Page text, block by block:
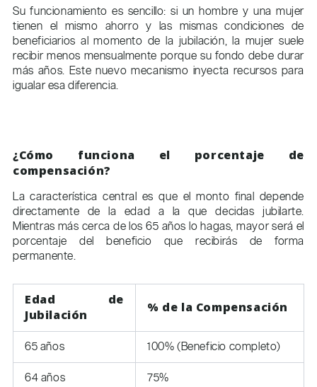
Su funcionamiento es sencillo: si un hombre y una mujer
tienen el mismo ahorro y las mismas condiciones de
beneficiarios al momento de la jubilación, la mujer suele
recibir menos mensualmente porque su fondo debe durar
más años. Este nuevo mecanismo inyecta recursos para
igualar esa diferencia.
¿Cómo funciona el porcentaje de
compensación?
La característica central es que el monto final depende
directamente de la edad a la que decidas jubilarte.
Mientras más cerca de los 65 años lo hagas, mayor será el
porcentaje del beneficio que recibirás de forma
permanente.
Edad de
Jubilación
% de la Compensación
65 años
100% (Beneficio completo)
64 años
75%